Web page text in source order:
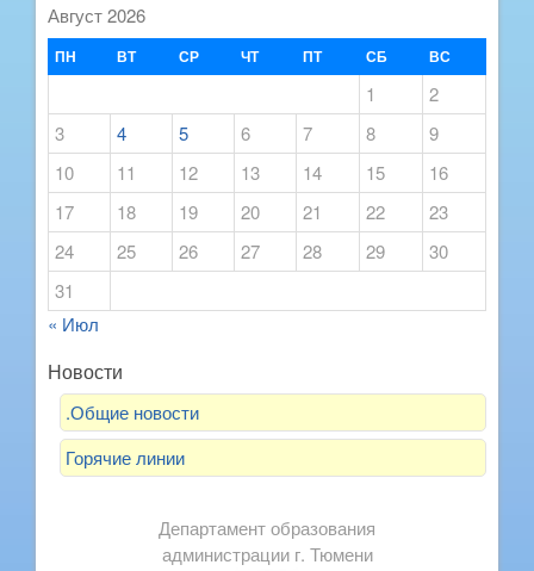
Август 2026
ПН ВТ СР ЧТ ПТ СБ ВС
1
2
3
4 5 6 7 8
9
10
11 12 13 14 15
16
17
18 19 20 21 22
23
24
25 26 27 28 29
30
31
« Июл
Новости
.Общие новости
Горячие линии
Департамент образования
администрации г. Тюмени